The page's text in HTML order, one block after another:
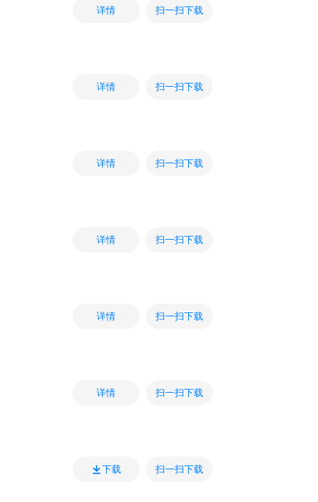
详情 扫一扫下载
详情 扫一扫下载
详情 扫一扫下载
详情 扫一扫下载
详情 扫一扫下载
详情 扫一扫下载
下载 扫一扫下载